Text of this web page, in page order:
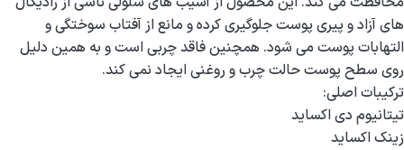
های آزاد و پیری پوست جلوگیری کرده و مانع از آفتاب سوختگی و
التهابات پوست می شود. همچنین فاقد چربی است و به همین دلیل
روی سطح پوست حالت چرب و روغنی ایجاد نمی کند.
تركيبات اصلي:
تیتانیوم دی اکساید
زینک اکساید